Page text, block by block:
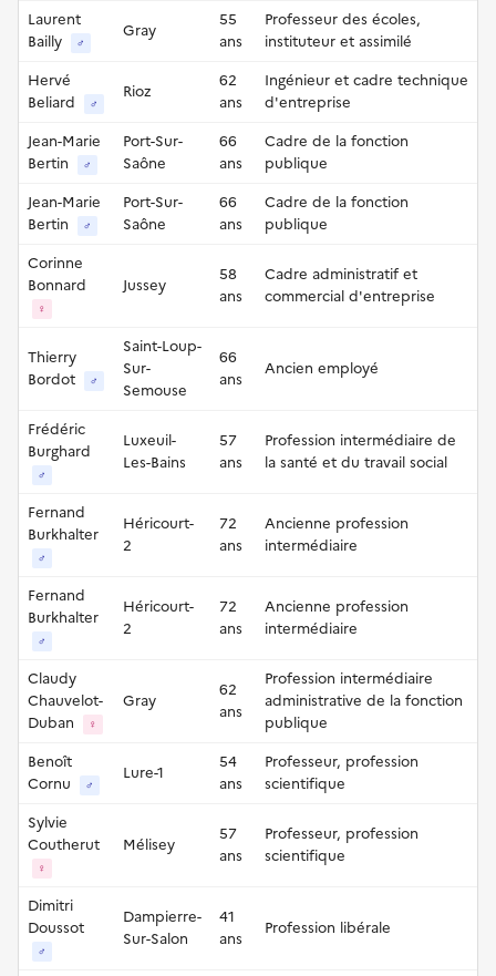
Laurent
Bailly
♂
Gray
55
ans
Professeur des écoles,
instituteur et assimilé
Hervé
Beliard
♂
Rioz
62
ans
Ingénieur et cadre technique
d'entreprise
Jean-Marie
Bertin
♂
Port-Sur-
Saône
66
ans
Cadre de la fonction
publique
Jean-Marie
Bertin
♂
Port-Sur-
Saône
66
ans
Cadre de la fonction
publique
Corinne
Bonnard
♀
Jussey
58
ans
Cadre administratif et
commercial d'entreprise
Thierry
Bordot
♂
Saint-Loup-
Sur-
Semouse
66
ans
Ancien employé
Frédéric
Burghard
♂
Luxeuil-
Les-Bains
57
ans
Profession intermédiaire de
la santé et du travail social
Fernand
Burkhalter
♂
Héricourt-
2
72
ans
Ancienne profession
intermédiaire
Fernand
Burkhalter
♂
Héricourt-
2
72
ans
Ancienne profession
intermédiaire
Claudy
Chauvelot-
Duban
♀
Gray
62
ans
Profession intermédiaire
administrative de la fonction
publique
Benoît
Cornu
♂
Lure-1
54
ans
Professeur, profession
scientifique
Sylvie
Coutherut
♀
Mélisey
57
ans
Professeur, profession
scientifique
Dimitri
Doussot
♂
Dampierre-
Sur-Salon
41
ans
Profession libérale